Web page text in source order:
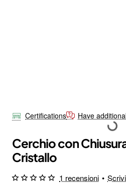
Certifications Have
Cerchio con
Cristallo
1 recensioni •